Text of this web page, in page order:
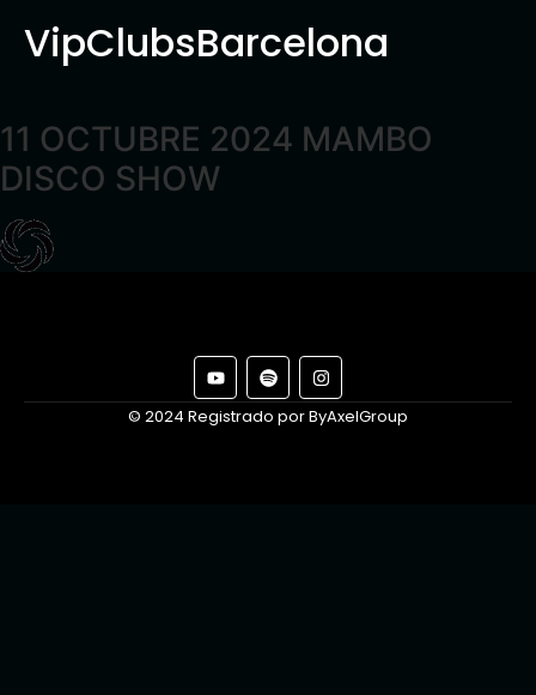
VipClubsBarcelona
11 OCTUBRE 2024 MAMBO
DISCO SHOW
© 2024 Registrado por ByAxelGroup